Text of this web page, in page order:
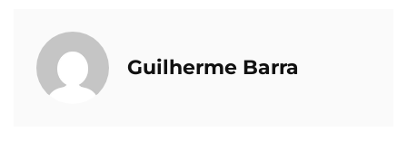
Guilherme Barra